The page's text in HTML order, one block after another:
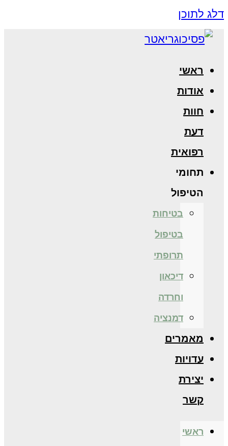
דלג לתוכן
ראשי
אודות
חוות
דעת
רפואית
תחומי
הטיפול
בטיחות
בטיפול
תרופתי
דיכאון
וחרדה
דמנציה
מאמרים
עדויות
יצירת
קשר
ראשי